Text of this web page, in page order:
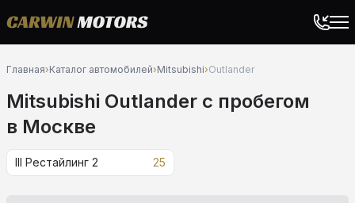
Главная›Каталог автомобилей›Mitsubishi›Outlander
Mitsubishi Outlander c пробегом
в Москве
III Рестайлинг 2 25